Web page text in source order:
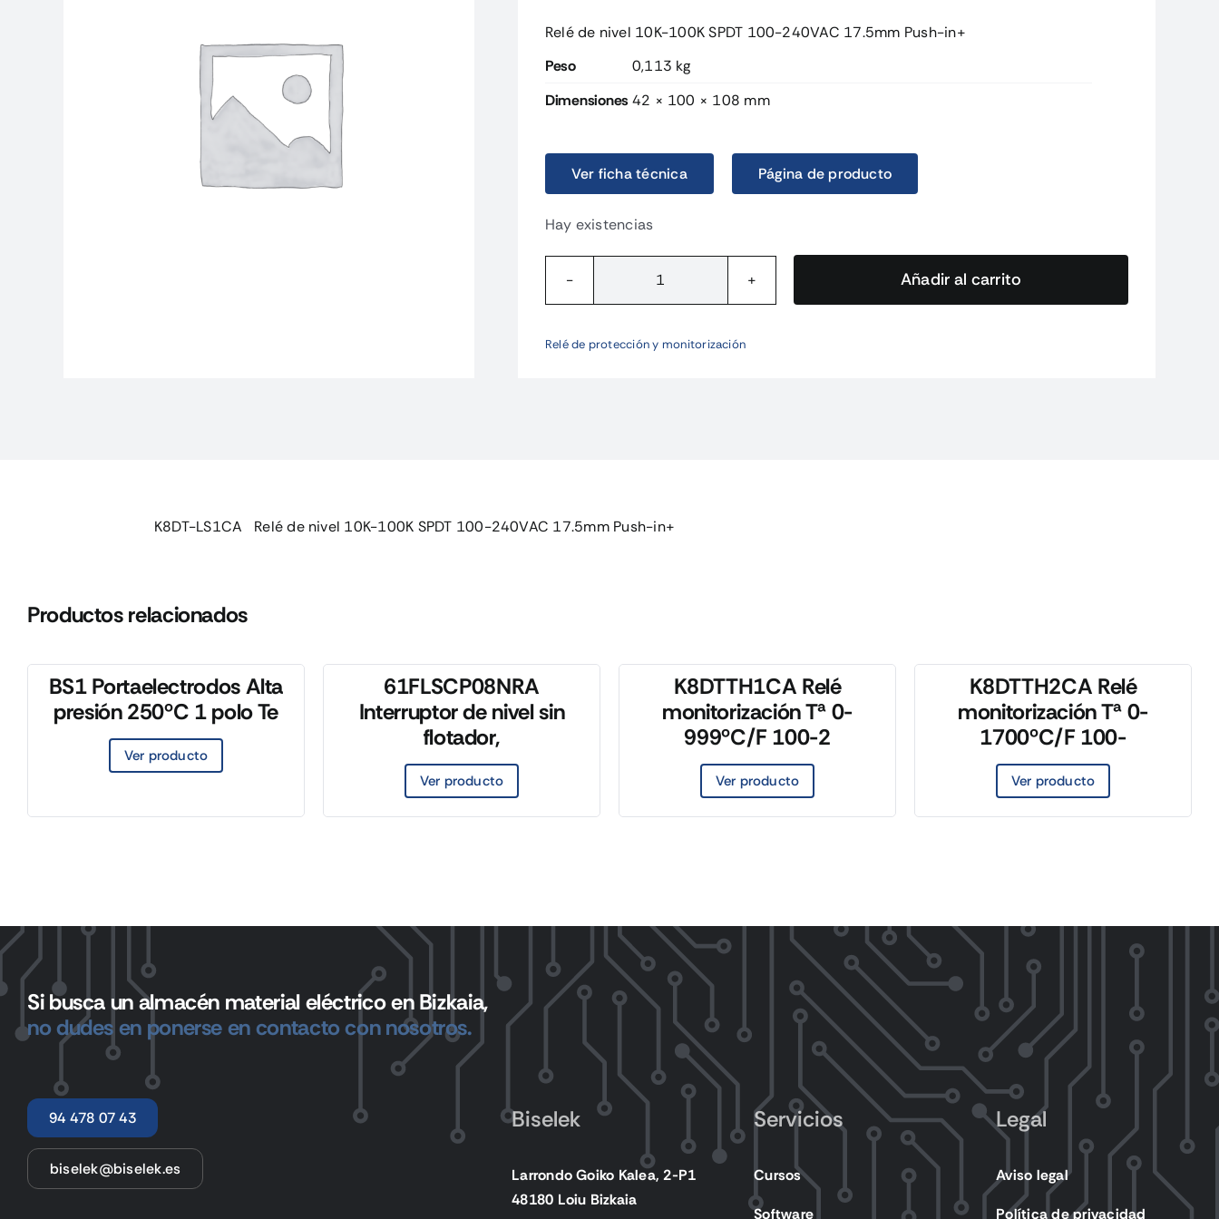
Relé de nivel 10K-100K SPDT 100-240VAC 17.5mm Push-in+
Peso
0,113 kg
Dimensiones 42 × 100 × 108 mm
Ver ficha técnica Página de producto
Hay existencias
K8DTLS1CA
de
Añadir al carrito
Relé de protección y monitorización
K8DT-LS1CA Relé de nivel 10K-100K SPDT 100-240VAC 17.5mm Push-in+
Productos relacionados
BS1 Portaelectrodos Alta
presión 250ºC 1 polo Te
Ver producto
61FLSCP08NRA
Interruptor de nivel sin
flotador,
Ver producto
K8DTTH1CA Relé
monitorización Tª 0-
999ºC/F 100-2
Ver producto
K8DTTH2CA Relé
monitorización Tª 0-
1700ºC/F 100-
Ver producto
Si busca un almacén material eléctrico en Bizkaia,
no dudes en ponerse en contacto con nosotros.
94 478 07 43
biselek@biselek.es
Biselek
Larrondo Goiko Kalea, 2-P1
48180 Loiu Bizkaia
Servicios
Cursos
Software
Legal
Aviso legal
Política de privacidad